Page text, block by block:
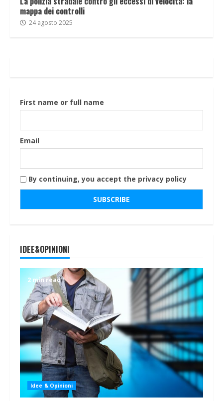
mappa dei controlli
24 agosto 2025
First name or full name
Email
By continuing, you accept the privacy policy
IDEE&OPINIONI
2 min read
Idee & Opinioni